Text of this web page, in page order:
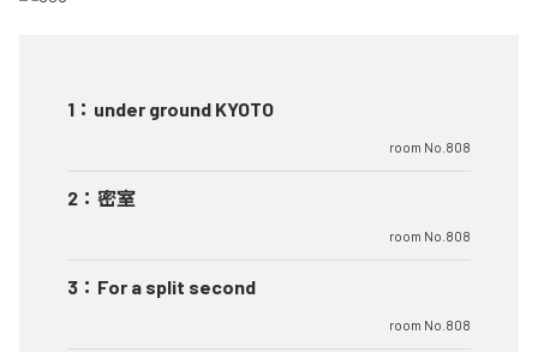
1 ： under ground KYOTO
room No.808
2 ： 密室
room No.808
3 ： For a split second
room No.808